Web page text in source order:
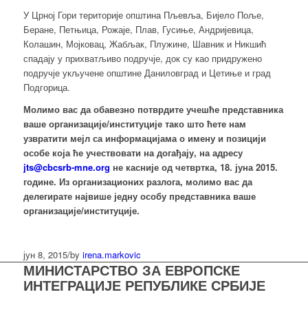
У Црној Гори територије општина Пљевља, Бијело Поље,
Беране, Петњица, Рожаје, Плав, Гусиње, Андријевица,
Колашин, Мојковац, Жабљак, Плужине, Шавник и Никшић
спадају у прихватљиво подручје, док су као придружено
подручје укључене општине Даниловград и Цетиње и град
Подгорица.
Молимо вас да обавезно потврдите учешће представника
ваше организације/институције тако што ћете нам
узвратити мејл са информацијама о имену и позицији
особе која ће учествовати на догађају, на адресу
jts@cbcsrb-mne.org не касније од четвртка, 18. јуна 2015.
године. Из организационих разлога, молимо вас да
делегирате највише једну особу представника ваше
организације/институције.
јун 8, 2015/by irena.markovic
МИНИСТАРСТВО ЗА ЕВРОПСКЕ
ИНТЕГРАЦИЈЕ РЕПУБЛИКЕ СРБИЈЕ